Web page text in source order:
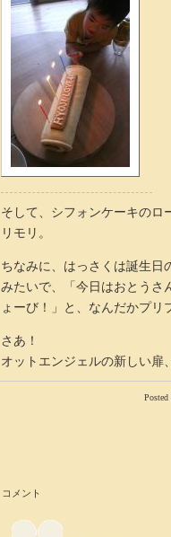
そして、シフォンケーキのロ
リモリ。
ちなみに、はっさくは誕生日
みたいで、「今日はおとうさ
ょーび！」と、なんだかプリ
さあ！
オットエンジェルの新しい扉
コメント